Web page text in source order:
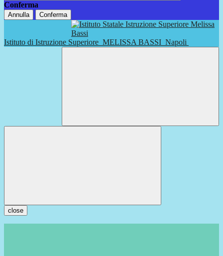
Conferma
Annulla Conferma
Istituto di Istruzione Superiore MELISSA BASSI Napoli
close